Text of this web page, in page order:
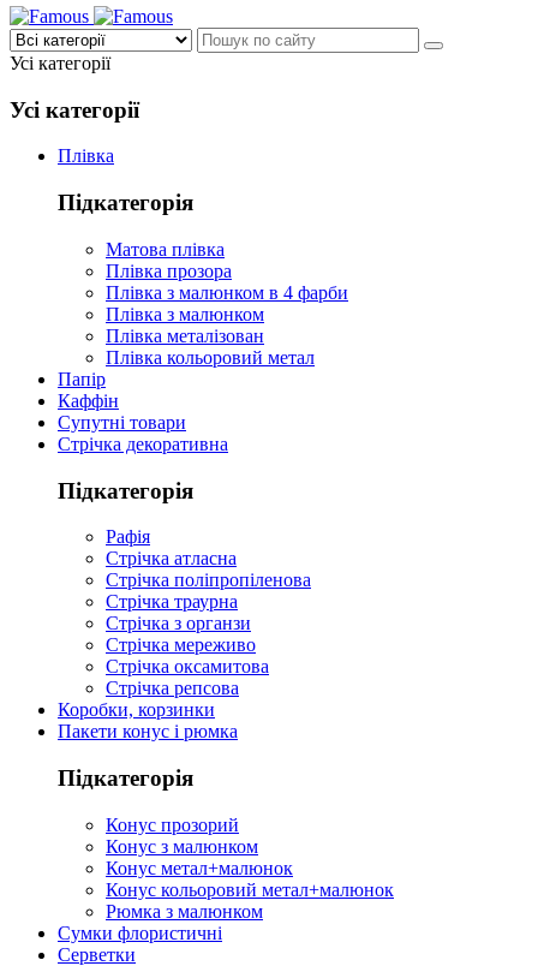
Усі категорії
Усі категорії
Плівка
Підкатегорія
Матова плівка
Плівка прозора
Плівка з малюнком в 4 фарби
Плівка з малюнком
Плівка металізован
Плівка кольоровий метал
Папір
Каффін
Супутні товари
Стрічка декоративна
Підкатегорія
Рафія
Стрічка атласна
Стрічка поліпропіленова
Стрічка траурна
Стрічка з органзи
Стрічка мереживо
Стрічка оксамитова
Стрічка репсова
Коробки, корзинки
Пакети конус і рюмка
Підкатегорія
Конус прозорий
Конус з малюнком
Конус метал+малюнок
Конус кольоровий метал+малюнок
Рюмка з малюнком
Сумки флористичні
Серветки